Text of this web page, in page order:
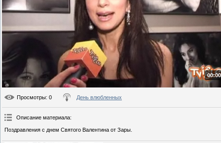
Просмотры: 0 День влюбленных
Описание материала:
Поздравления с днем Святого Валентина от Зары.